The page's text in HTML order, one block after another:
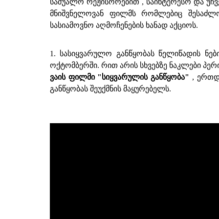
მნიშვნელოვან ფილმს რომლებიც
სასიამოვნო აღმოჩენების ხანად აქციოს.
1. სასიყვარულო განწყობას წელიწადის
ოქტომბერში. რით არის სხვებზე ნაკლები
ვაის ფილმი "სიყვარულის განწყობა" ,
განწყობას შეუქმნის მაყურებელს.